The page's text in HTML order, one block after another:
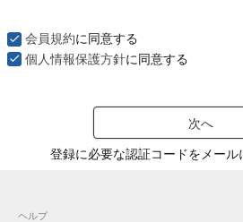
会員規約に同意する
個人情報保護方針に同意する
次へ
登録に必要な認証コードをメール
ヘルプ